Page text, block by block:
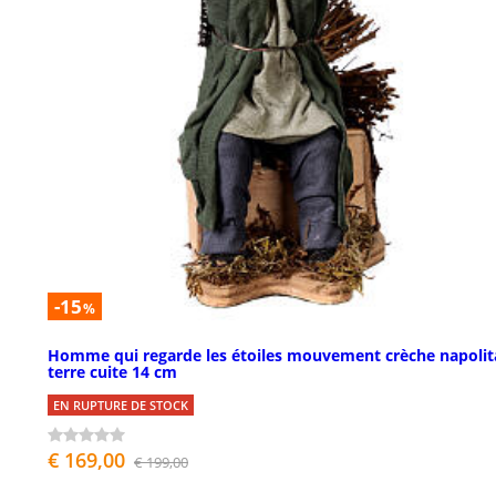
-15%
Homme qui regarde les étoiles mouvement crèche
terre cuite 14 cm
EN RUPTURE DE STOCK
€ 169,00 € 199,00